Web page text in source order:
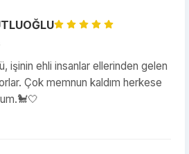
işinin ehli insanlar ellerinden gelen
Çok memnun kaldım herkese